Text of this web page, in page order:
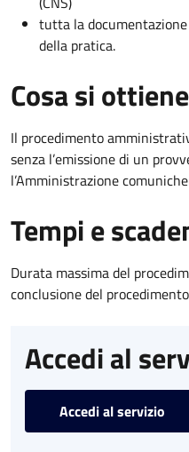
tutta la
della pratica.
Cosa si ottiene
Il procedimento
senza l’emissione di un
l’Amministrazione
Tempi e
Durata massima del
conclusione del
Accedi al
Accedi al servizio